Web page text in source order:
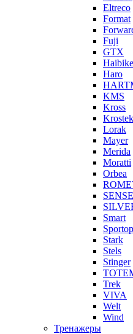
Eltreco
Format
Fuji
GTX
Haibike
Haro
KMS
Kross
Krostek
Lorak
Mayer
Merida
Moratti
Orbea
SENSE
Smart
Sportop
Stark
Stels
Stinger
Trek
VIVA
Welt
Wind
Тренажеры